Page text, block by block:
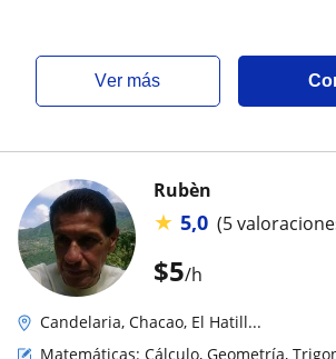
ver más
$5/h
Rubèn
★ 5,0 (5
Candelaria, Chacao, El Hatill...
Matemáticas: Cálculo, Geometría,